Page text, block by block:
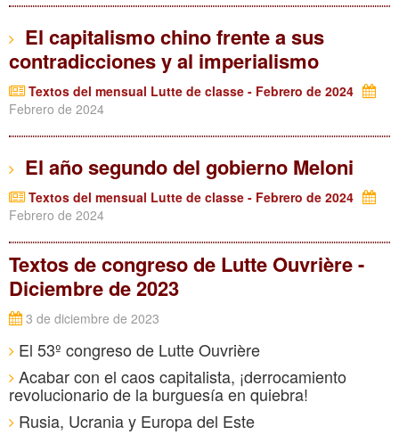
El capitalismo chino frente a sus
contradicciones y al imperialismo
Textos del mensual Lutte de classe - Febrero de 2024
Febrero de 2024
El año segundo del gobierno Meloni
Textos del mensual Lutte de classe - Febrero de 2024
Febrero de 2024
Textos de congreso de Lutte Ouvrière -
Diciembre de 2023
3 de diciembre de 2023
El 53º congreso de Lutte Ouvrière
Acabar con el caos capitalista, ¡derrocamiento
revolucionario de la burguesía en quiebra!
Rusia, Ucrania y Europa del Este